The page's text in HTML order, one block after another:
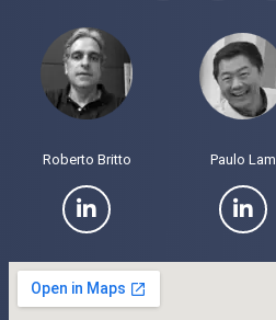
Roberto Britto Paulo Lam